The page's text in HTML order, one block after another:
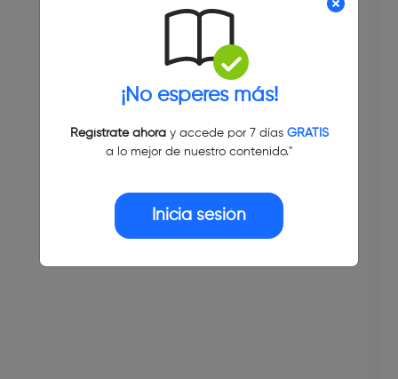
¡No esperes más!
Regístrate ahoray accede por 7 días GRATIS
a lo mejor de nuestro contenido."
Inicia sesión